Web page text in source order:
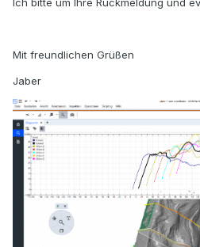
Ich bitte um Ihre Rückmeldung und
Mit freundlichen Grüßen
Jaber